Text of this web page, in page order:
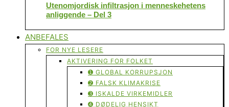
Utenomjordisk infiltrasjon i menneskehetens
anliggende – Del 3
ANBEFALES
FOR NYE LESERE
AKTIVERING FOR FOLKET
➊ GLOBAL KORRUPSJON
➋ FALSK KLIMAKRISE
➌ ISKALDE VIRKEMIDLER
➍ DØDELIG HENSIKT